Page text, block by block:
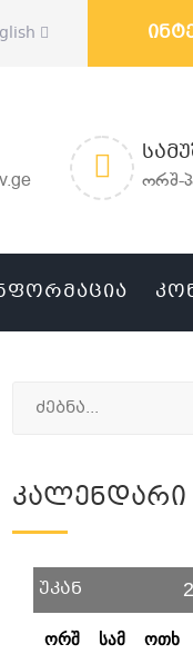
ორშ-
Კალენდარი
უკან
ორშ სამ ოთხ